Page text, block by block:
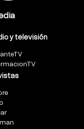
y televisión